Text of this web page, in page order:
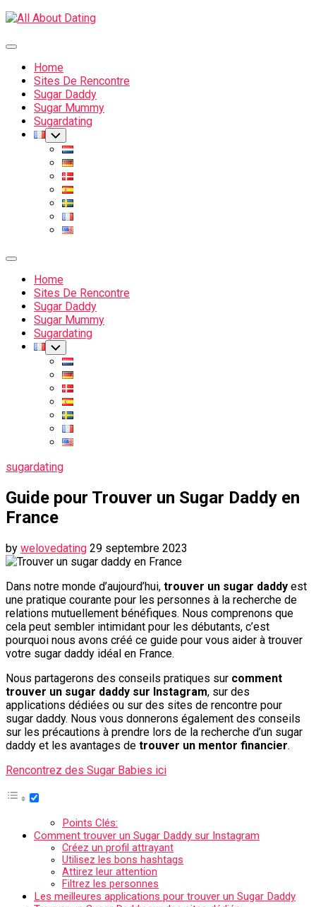
Skip
content
Expand
Home
Sites De Rencontre
Sugar Daddy
Sugar Mummy
Current
Page
Parent
Sugardating
Current
Page
Parent
Toggle
Child
Menu
Expand
Home
Sites De Rencontre
Sugar Daddy
Sugar Mummy
Current
Page
Parent
Sugardating
Current
Page
Parent
Toggle
Child
Menu
sugardating
Guide pour Trouver un Sugar Daddy en
France
by welovedating 29 septembre 2023
Dans notre monde d’aujourd’hui, trouver un sugar daddy est
une pratique courante pour les personnes à la recherche de
relations mutuellement bénéfiques. Nous comprenons que
cela peut sembler intimidant pour les débutants, c’est
pourquoi nous avons créé ce guide pour vous aider à trouver
votre sugar daddy idéal en France.
Nous partagerons des conseils pratiques sur comment
trouver un sugar daddy sur Instagram, sur des
applications dédiées ou sur des sites de rencontre pour
sugar daddy. Nous vous donnerons également des conseils
sur les précautions à prendre lors de la recherche d’un sugar
daddy et les avantages de trouver un mentor financier.
Rencontrez des Sugar Babies ici
Points Clés:
Comment trouver un Sugar Daddy sur Instagram
Créez un profil attrayant
Utilisez les bons hashtags
Attirez leur attention
Filtrez les personnes
Les meilleures applications pour trouver un Sugar Daddy